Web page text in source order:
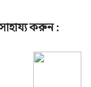
করুন :